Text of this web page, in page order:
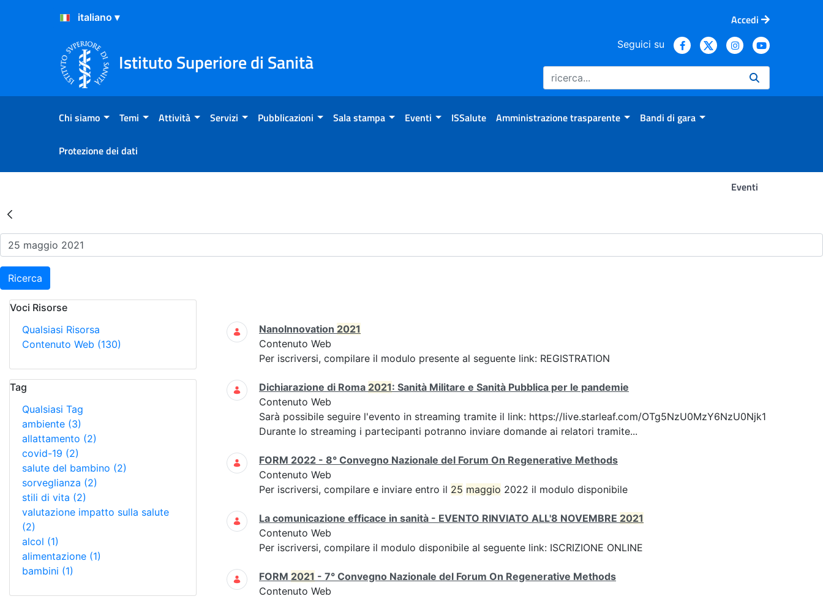
Salta al Contenuto
Salta al Footer
Accedi
Istituto Superiore di Sanità
Seguici su
Chi siamo Temi Attività Servizi Pubblicazioni Sala stampa Eventi ISSalute Amministrazione trasparente Bandi di gara
Protezione dei dati
Eventi
Risultati della Ricerca - Eventi
Ricerca
Voci Risorse
Qualsiasi Risorsa
Contenuto Web (130)
Tag
Qualsiasi Tag
ambiente (3)
allattamento (2)
covid-19 (2)
salute del bambino (2)
sorveglianza (2)
stili di vita (2)
valutazione impatto sulla salute
(2)
alcol (1)
alimentazione (1)
bambini (1)
Ricerca
NanoInnovation 2021
Contenuto Web
Per iscriversi, compilare il modulo presente al seguente link: REGISTRATION
Dichiarazione di Roma 2021: Sanità Militare e Sanità Pubblica per le pandemie
Contenuto Web
Sarà possibile seguire l'evento in streaming tramite il link: https://live.starleaf.com/OTg5NzU0MzY6NzU0Njk1
Durante lo streaming i partecipanti potranno inviare domande ai relatori tramite...
FORM 2022 - 8° Convegno Nazionale del Forum On Regenerative Methods
Contenuto Web
Per iscriversi, compilare e inviare entro il 25 maggio 2022 il modulo disponibile
La comunicazione efficace in sanità - EVENTO RINVIATO ALL'8 NOVEMBRE 2021
Contenuto Web
Per iscriversi, compilare il modulo disponibile al seguente link: ISCRIZIONE ONLINE
FORM 2021 - 7° Convegno Nazionale del Forum On Regenerative Methods
Contenuto Web